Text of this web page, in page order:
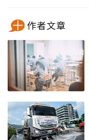
作者文章